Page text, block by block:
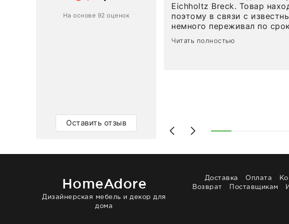
На основе 92 оценок
Оставить отзыв
Eichholtz Breck. Товар
поэтому в связи с
немного переживал по срокам. Но
привезли ровно в
время, без задержеки. Отдельно хочу отметить
Выглядит в интерьере
раз - большая
Читать полностью
HomeAdore
Дизайнерская мебель и декор для
дома
Доставка Оплата
Возврат
Поставщикам